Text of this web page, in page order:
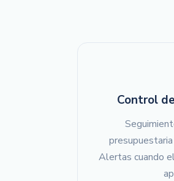
Control
Alertas cuando